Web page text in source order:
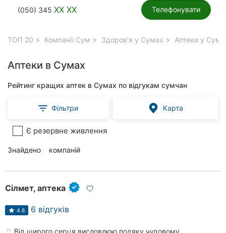
(050) 345 XX XX Телефонувати
ТОП 20 Компанії Сум Здоров'я у Сумах Аптеки у
Аптеки в Сумах
Рейтинг кращих аптек в Сумах по відгукам сумчан
Фільтри Карта
Є резервне живлення
Знайдено 113компаній
Сілмет, аптека
4.8 6 відгуків